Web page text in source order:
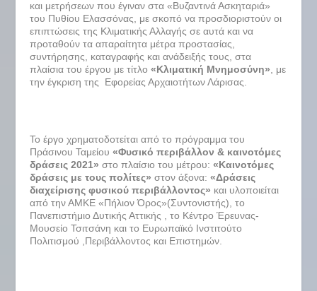
και μετρήσεων που έγιναν στα «Βυζαντινά Ασκηταριά»
του Πυθίου Ελασσόνας, με σκοπό να προσδιοριστούν οι
επιπτώσεις της Κλιματικής Αλλαγής σε αυτά και να
προταθούν τα απαραίτητα μέτρα προστασίας,
συντήρησης, καταγραφής και ανάδειξής τους, στα
πλαίσια του έργου με τίτλο«Κλιματική Μνημοσύνη», με
την έγκριση της Εφορείας Αρχαιοτήτων Λάρισας.
Το έργο χρηματοδοτείται από το πρόγραμμα του
Πράσινου Ταμείου «Φυσικό περιβάλλον & καινοτόμες
δράσεις 2021» στο πλαίσιο του μέτρου:«Καινοτόμες
δράσεις με τους πολίτες» στον άξονα:«Δράσεις
διαχείρισης φυσικού περιβάλλοντος» και υλοποιείται
από την ΑΜΚΕ «Πήλιον Όρος»(Συντονιστής), το
Πανεπιστήμιο Δυτικής Αττικής , το Κέντρο Έρευνας-
Μουσείο Τσιτσάνη και το Ευρωπαϊκό Ινστιτούτο
Πολιτισμού ,Περιβάλλοντος και Επιστημών.